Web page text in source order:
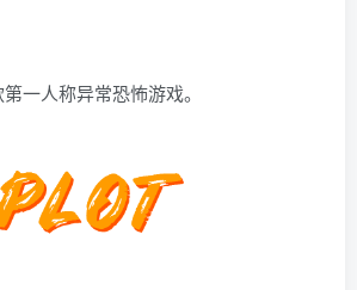
一人称异常恐怖游戏。